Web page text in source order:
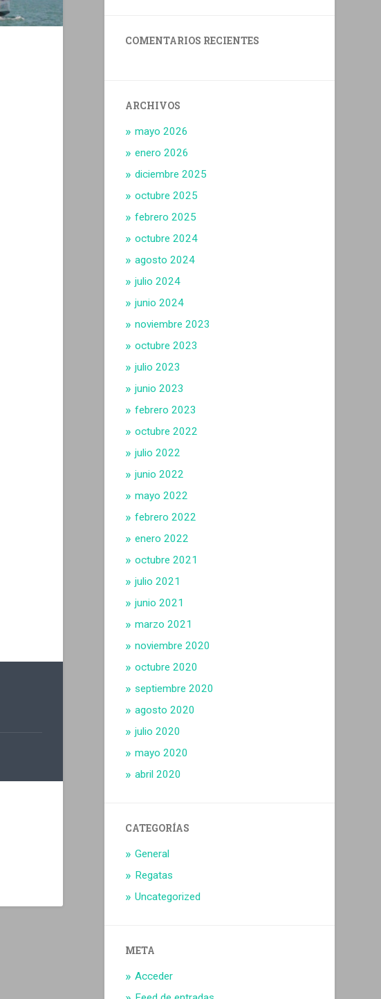
COMENTARIOS RECIENTES
ARCHIVOS
mayo 2026
enero 2026
diciembre 2025
octubre 2025
febrero 2025
octubre 2024
agosto 2024
julio 2024
junio 2024
noviembre 2023
octubre 2023
julio 2023
junio 2023
febrero 2023
octubre 2022
julio 2022
junio 2022
mayo 2022
febrero 2022
enero 2022
octubre 2021
julio 2021
junio 2021
marzo 2021
noviembre 2020
octubre 2020
septiembre 2020
agosto 2020
julio 2020
mayo 2020
abril 2020
CATEGORÍAS
General
Regatas
Uncategorized
META
Acceder